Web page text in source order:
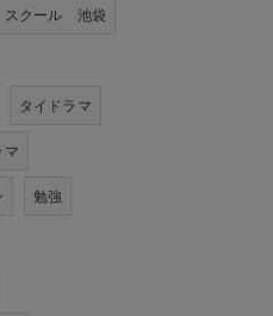
クール 池袋
タイドラマ
マ
勉強